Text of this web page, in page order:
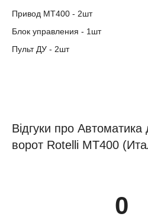
Привод МТ400 - 2шт
Блок управления - 1шт
Пульт ДУ - 2шт
Відгуки про
ворот Rotelli MT400
0